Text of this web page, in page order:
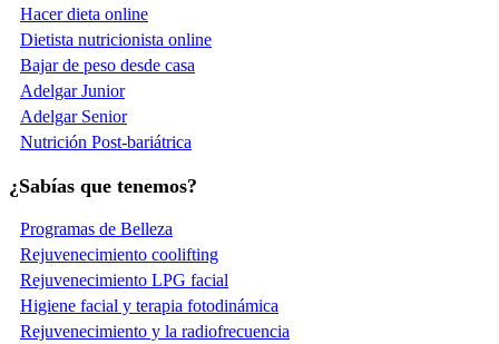
Hacer dieta online
Dietista nutricionista online
Bajar de peso desde casa
Adelgar Junior
Adelgar Senior
Nutrición Post-bariátrica
¿Sabías que tenemos?
Programas de Belleza
Rejuvenecimiento coolifting
Rejuvenecimiento LPG facial
Higiene facial y terapia fotodinámica
Rejuvenecimiento y la radiofrecuencia